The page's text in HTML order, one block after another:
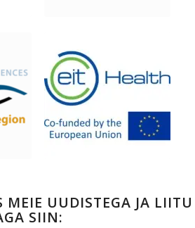
MEIE UUDISTEGA JA
SIIN: